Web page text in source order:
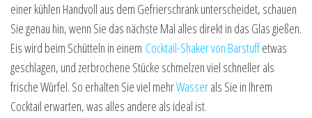
einer kühlen Handvoll aus dem Gefrierschrank unterscheidet, schauen
Sie genau hin, wenn Sie das nächste Mal alles direkt in das Glas gießen.
Eis wird beim Schütteln in einem Cocktail-Shakervon Barstuffetwas
geschlagen, und zerbrochene Stücke schmelzen viel schneller als
frische Würfel. So erhalten Sie viel mehrWasserals Sie in Ihrem
Cocktail erwarten, was alles andere als ideal ist.